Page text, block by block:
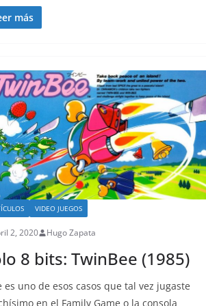
más
VIDEO JUEGOS
2, 2020 Hugo Zapata
8 bits: TwinBee (1985)
es uno de esos casos que tal vez jugaste
en el Family Game o la consola